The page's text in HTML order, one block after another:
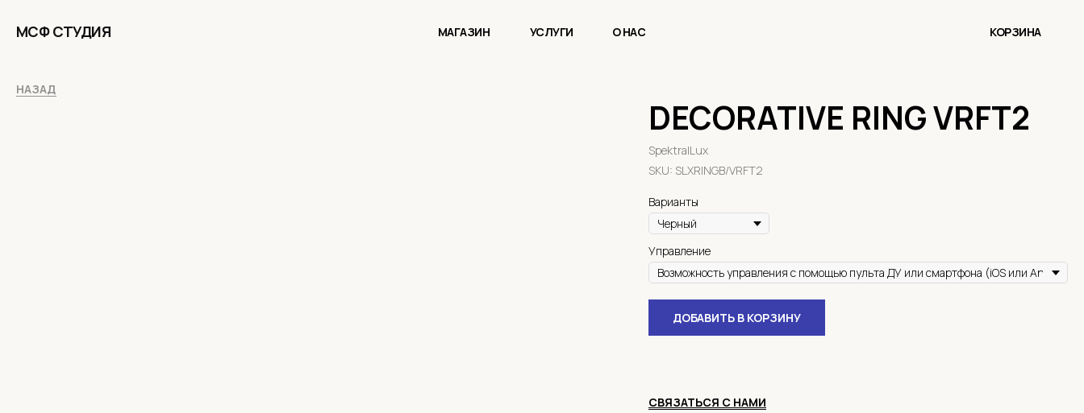
МАГАЗИН УСЛУГИ
МСФ СТУДИЯ О НАС КОРЗИНА
НАЗАД
DECORATIVE RING VRFT2
SpektralLux
SKU: SLXRINGB/VRFT2
Варианты
Управление
ДОБАВИТЬ В КОРЗИНУ
СВЯЗАТЬСЯ С НАМИ